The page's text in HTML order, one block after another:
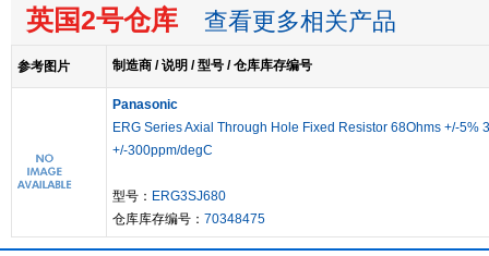
英国2号仓库 查看更多相关产品
参考图片 制造商 / 说明 / 型号 / 仓库库存编号
Panasonic
ERG Series Axial Through Hole Fixed Resistor 68Ohms +/-5%
+/-300ppm/degC
型号： ERG3SJ680
仓库库存编号： 70348475